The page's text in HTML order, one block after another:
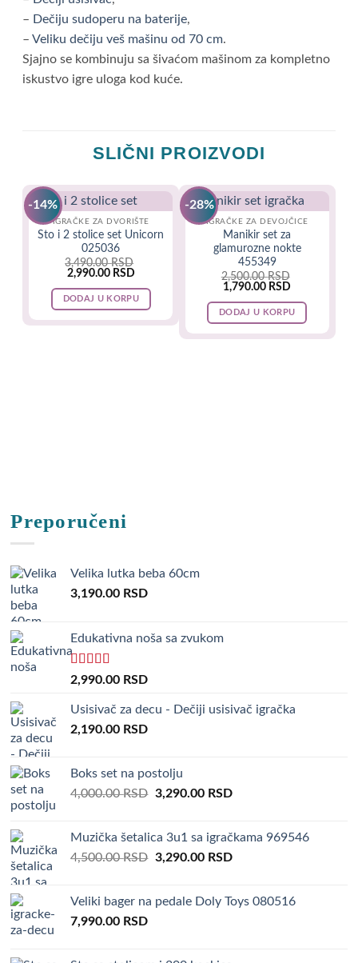
– Dečiju sudoperu na baterije,
–Veliku dečiju veš mašinu od 70 cm.
Sjajno se kombinuju sa šivaćom mašinom za kompletno
iskustvo igre uloga kod kuće.
SLIČNI PROIZVODI
-14%
IGRAČKE ZA DVORIŠTE
Sto i 2 stolice set Unicorn
025036
3,490.00RSD
Original
was:
3,490.00 RSD.
2,990.00 RSDCurrent
is:
2,990.00 RSD.
DODAJ U KORPU
-28%
IGRAČKE ZA DEVOJČICE
Manikir set za
glamurozne nokte
455349
2,500.00RSD
Original
was:
2,500.00 RSD.
1,790.00 RSD
is:
1,790.00
DODAJ U KORPU
Preporučeni
Velika lutka beba 60cm
3,190.00 RSD
Edukativna noša sa zvukom
Rated 5.00
2,990.00 RSD
Usisivač za decu - Dečiji usisivač igračka
2,190.00 RSD
Boks set na postolju
4,000.00RSD Original
4,000.00 RSD.
3,290.00 RSDCurrent
3,290.00 RSD.
Muzička šetalica 3u1 sa igračkama 969546
4,500.00RSD Original
4,500.00 RSD.
3,290.00 RSDCurrent
3,290.00 RSD.
Veliki bager na pedale Doly Toys 080516
7,990.00 RSD